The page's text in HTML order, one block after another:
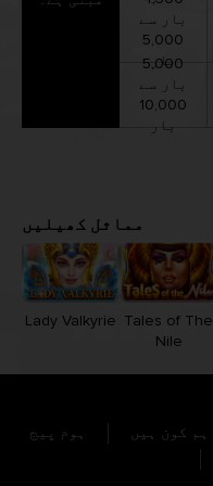
بار سے
5,000
بار
5,000
بار سے
10,000
بار
مماثل کھیلیں
Lady Valkyrie
Tales of The
Nile
ہوم پیج ہم کون ہیں